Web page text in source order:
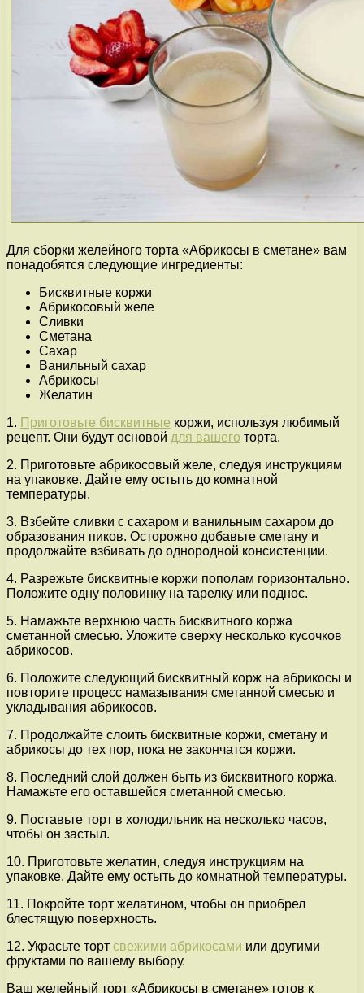
Для сборки желейного торта «Абрикосы в сметане» вам
понадобятся следующие ингредиенты:
Бисквитные коржи
Абрикосовый желе
Сливки
Сметана
Сахар
Ванильный сахар
Абрикосы
Желатин
1. Приготовьте бисквитные коржи, используя любимый
рецепт. Они будут основой для вашего торта.
2. Приготовьте абрикосовый желе, следуя инструкциям
на упаковке. Дайте ему остыть до комнатной
температуры.
3. Взбейте сливки с сахаром и ванильным сахаром до
образования пиков. Осторожно добавьте сметану и
продолжайте взбивать до однородной консистенции.
4. Разрежьте бисквитные коржи пополам горизонтально.
Положите одну половинку на тарелку или поднос.
5. Намажьте верхнюю часть бисквитного коржа
сметанной смесью. Уложите сверху несколько кусочков
абрикосов.
6. Положите следующий бисквитный корж на абрикосы и
повторите процесс намазывания сметанной смесью и
укладывания абрикосов.
7. Продолжайте слоить бисквитные коржи, сметану и
абрикосы до тех пор, пока не закончатся коржи.
8. Последний слой должен быть из бисквитного коржа.
Намажьте его оставшейся сметанной смесью.
9. Поставьте торт в холодильник на несколько часов,
чтобы он застыл.
10. Приготовьте желатин, следуя инструкциям на
упаковке. Дайте ему остыть до комнатной температуры.
11. Покройте торт желатином, чтобы он приобрел
блестящую поверхность.
12. Украсьте торт свежими абрикосами или другими
фруктами по вашему выбору.
Ваш желейный торт «Абрикосы в сметане» готов к